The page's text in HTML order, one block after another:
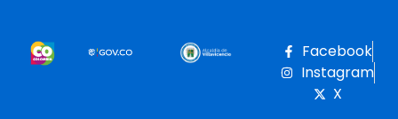
Facebook
Instagram
X